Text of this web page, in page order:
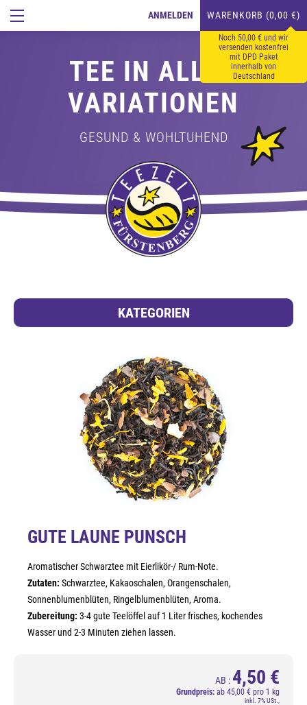
ANMELDEN WARENKORB (0,00 €)
Noch 50,00 € und wir
versenden kostenfrei
mit DPD Paket
innerhalb von
Deutschland
TEE IN ALLEN
VARIATIONEN
GESUND & WOHLTUHEND
KATEGORIEN
GUTE LAUNE PUNSCH
Aromatischer Schwarztee mit Eierlikör-/ Rum-Note.
Zutaten: Schwarztee, Kakaoschalen, Orangenschalen,
Sonnenblumenblüten, Ringelblumenblüten, Aroma.
Zubereitung: 3-4 gute Teelöffel auf 1 Liter frisches, kochendes
Wasser und 2-3 Minuten ziehen lassen.
AB : 4,50 €
Grundpreis: ab 45,00 € pro 1 kg
inkl. 7% USt.,